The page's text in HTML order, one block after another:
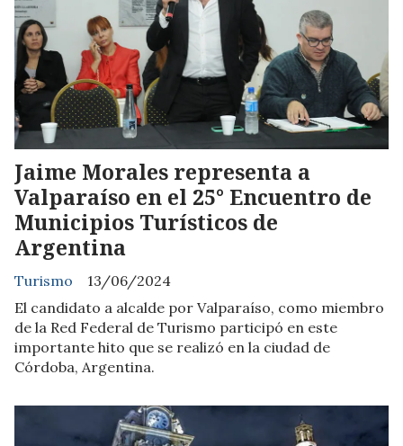
Jaime Morales representa a
Valparaíso en el 25° Encuentro de
Municipios Turísticos de
Argentina
Turismo
13/06/2024
El candidato a alcalde por Valparaíso, como miembro
de la Red Federal de Turismo participó en este
importante hito que se realizó en la ciudad de
Córdoba, Argentina.